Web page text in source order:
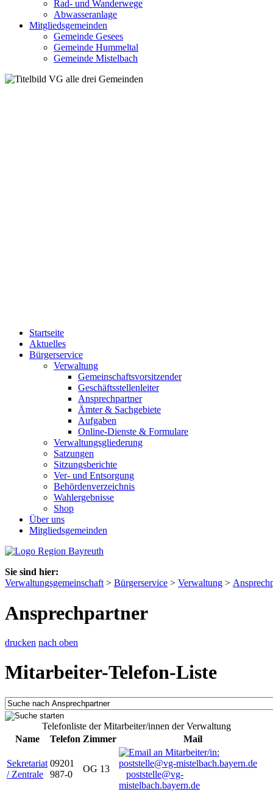
Rad- und Wanderwege
Abwasseranlage
Mitgliedsgemeinden
Gemeinde Gesees
Gemeinde Hummeltal
Gemeinde Mistelbach
Startseite
Aktuelles
Bürgerservice
Verwaltung
Gemeinschaftsvorsitzender
Geschäftsstellenleiter
Ansprechpartner
Ämter & Sachgebiete
Aufgaben
Online-Dienste & Formulare
Verwaltungsgliederung
Satzungen
Sitzungsberichte
Ver- und Entsorgung
Behördenverzeichnis
Wahlergebnisse
Shop
Über uns
Mitgliedsgemeinden
Sie sind hier:
Verwaltungsgemeinschaft > Bürgerservice > Verwaltung >
Ansprechpartner
drucken nach oben
Mitarbeiter-Telefon-Liste
Telefonliste der Mitarbeiter/innen der Verwaltung
Name
Telefon Zimmer Mail
Sekretariat
/ Zentrale
09201
987-0
OG 13
poststelle@vg-
mistelbach.bayern.de